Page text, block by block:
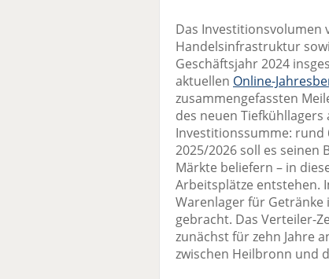
Das Investitionsvolumen
Handelsinfrastruktur
Geschäftsjahr 2024
aktuellen Online-
zusammengefassten
des neuen
Investitionssumme: rund
2025/2026 soll es
Märkte beliefern – in
Arbeitsplätze entstehen.
Warenlager für Getränke
gebracht. Das Verteiler-
zunächst für zehn Jahre
zwischen Heilbronn und